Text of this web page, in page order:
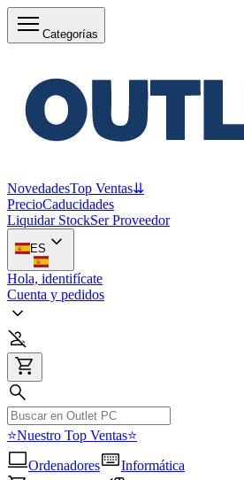
Categorías
NovedadesTop Ventas⇊
PrecioCaducidades
Liquidar StockSer Proveedor
ES
Hola, identifícate
Cuenta y pedidos
⭐Nuestro Top Ventas⭐
Ordenadores
Informática